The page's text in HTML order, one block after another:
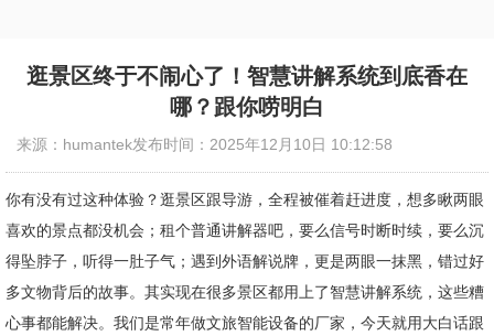
逛景区终于不闹心了！智慧讲解系统到底香在
哪？跟你唠明白
来源：humantek发布时间：2025年12月10日 10:12:58
你有没有过这种体验？逛景区跟导游，全程被催着赶进度，想多瞅两眼
喜欢的景点都没机会；租个普通讲解器吧，要么信号时断时续，要么沉
得坠脖子，听得一肚子气；遇到外语解说牌，更是两眼一抹黑，错过好
多文物背后的故事。其实现在很多景区都用上了智慧讲解系统，这些糟
心事都能解决。我们是常年做文旅智能设备的厂家，今天就用大白话跟